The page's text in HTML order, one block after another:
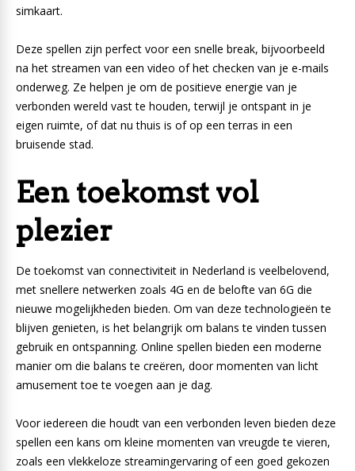
simkaart.
Deze spellen zijn perfect voor een snelle break, bijvoorbeeld
na het streamen van een video of het checken van je e-mails
onderweg. Ze helpen je om de positieve energie van je
verbonden wereld vast te houden, terwijl je ontspant in je
eigen ruimte, of dat nu thuis is of op een terras in een
bruisende stad.
Een toekomst vol
plezier
De toekomst van connectiviteit in Nederland is veelbelovend,
met snellere netwerken zoals 4G en de belofte van 6G die
nieuwe mogelijkheden bieden. Om van deze technologieën te
blijven genieten, is het belangrijk om balans te vinden tussen
gebruik en ontspanning. Online spellen bieden een moderne
manier om die balans te creëren, door momenten van licht
amusement toe te voegen aan je dag.
Voor iedereen die houdt van een verbonden leven bieden deze
spellen een kans om kleine momenten van vreugde te vieren,
zoals een vlekkeloze streamingervaring of een goed gekozen